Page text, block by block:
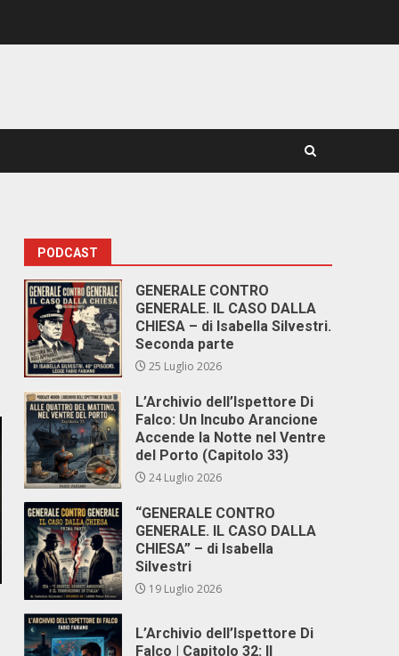
PODCAST
GENERALE CONTRO
GENERALE. IL CASO DALLA
CHIESA – di Isabella Silvestri.
Seconda parte
25 Luglio 2026
L’Archivio dell’Ispettore Di
Falco: Un Incubo Arancione
Accende la Notte nel Ventre
del Porto (Capitolo 33)
24 Luglio 2026
“GENERALE CONTRO
GENERALE. IL CASO DALLA
CHIESA” – di Isabella
Silvestri
19 Luglio 2026
L’Archivio dell’Ispettore Di
Falco | Capitolo 32: Il